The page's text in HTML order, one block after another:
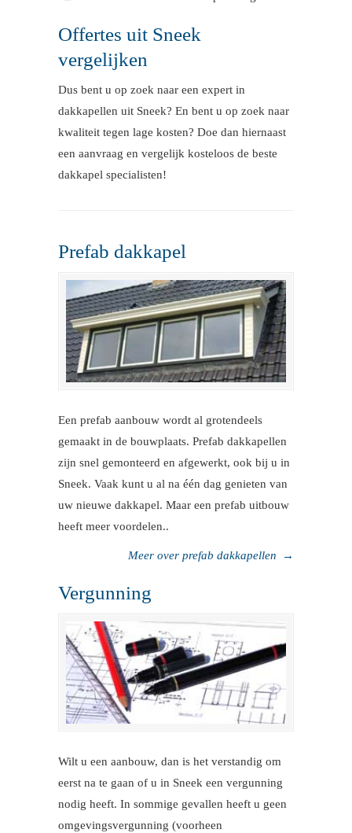
Offertes uit Sneek
vergelijken
Dus bent u op zoek naar een expert in
dakkapellen uit Sneek? En bent u op zoek naar
kwaliteit tegen lage kosten? Doe dan hiernaast
een aanvraag en vergelijk kosteloos de beste
dakkapel specialisten!
Prefab dakkapel
Een prefab aanbouw wordt al grotendeels
gemaakt in de bouwplaats. Prefab dakkapellen
zijn snel gemonteerd en afgewerkt, ook bij u in
Sneek. Vaak kunt u al na één dag genieten van
uw nieuwe dakkapel. Maar een prefab uitbouw
heeft meer voordelen..
Meer over prefab dakkapellen →
Vergunning
Wilt u een aanbouw, dan is het verstandig om
eerst na te gaan of u in Sneek een vergunning
nodig heeft. In sommige gevallen heeft u geen
omgevingsvergunning (voorheen